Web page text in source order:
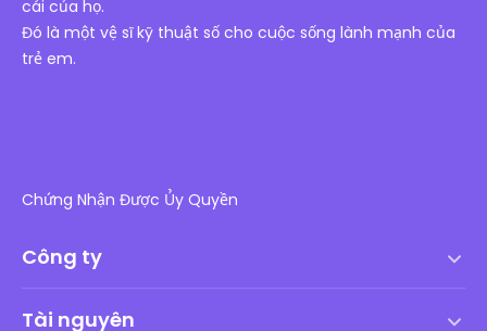
cái của họ.
Đó là một vệ sĩ kỹ thuật số cho cuộc sống lành mạnh của
trẻ em.
Chứng Nhận Được Ủy Quyền
Công ty
Tài nguyên